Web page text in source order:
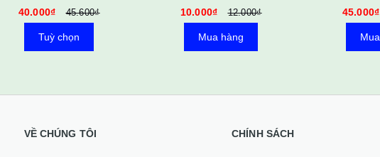
10.000₫
12.000₫
Mua hàng
Cửa Xe Hơi
45.000₫ 54.000₫
Mua hàng
85.000₫
VỀ CHÚNG TÔI CHÍNH SÁCH